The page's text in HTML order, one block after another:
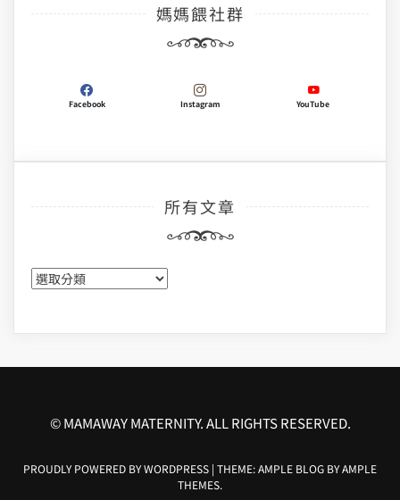
媽媽餵社群
Facebook Instagram YouTube
所有文章
所
有
章
© MAMAWAY MATERNITY. ALL RIGHTS RESERVED.
PROUDLY POWERED BY WORDPRESS | THEME: AMPLE BLOG BYAMPLE
THEMES.